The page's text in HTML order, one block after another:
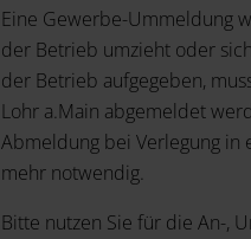
Eine Gewerbe-Ummeldung
der Betrieb umzieht oder
der Betrieb aufgegeben,
Lohr a.Main abgemeldet
Abmeldung bei Verlegung
mehr notwendig.
Bitte nutzen Sie für die An-,